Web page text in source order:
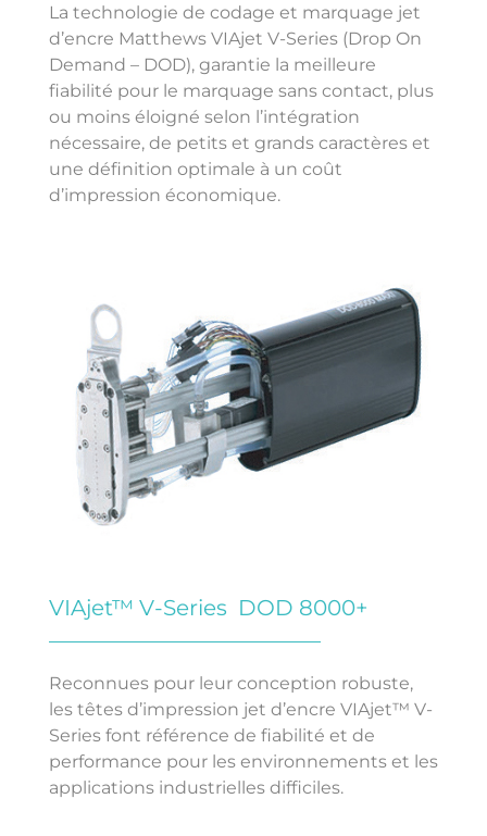
La technologie de codage et marquage jet
d’encre Matthews VIAjet V-Series (Drop On
Demand – DOD), garantie la meilleure
fiabilité pour le marquage sans contact, plus
ou moins éloigné selon l’intégration
nécessaire, de petits et grands caractères et
une définition optimale à un coût
d’impression économique.
VIAjet™ V-Series DOD 8000+
Reconnues pour leur conception robuste,
les têtes d’impression jet d’encre VIAjet™ V-
Series font référence de fiabilité et de
performance pour les environnements et les
applications industrielles difficiles.